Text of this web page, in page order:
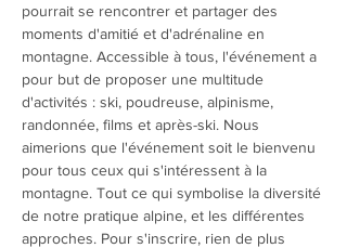
pourrait se rencontrer et partager des
moments d'amitié et d'adrénaline en
montagne. Accessible à tous, l'événement a
pour but de proposer une multitude
d'activités : ski, poudreuse, alpinisme,
randonnée, films et après-ski. Nous
aimerions que l'événement soit le bienvenu
pour tous ceux qui s'intéressent à la
montagne. Tout ce qui symbolise la diversité
de notre pratique alpine, et les différentes
approches. Pour s'inscrire, rien de plus